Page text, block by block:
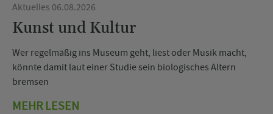
Aktuelles 06.08.2026
Kunst und Kultur
Wer regelmäßig ins Museum geht, liest oder Musik macht,
könnte damit laut einer Studie sein biologisches Altern
bremsen
MEHR LESEN